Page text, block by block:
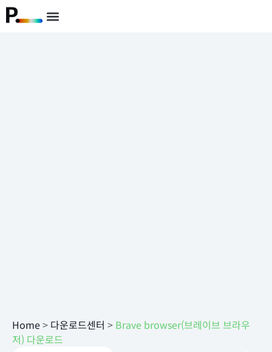
Home> 다운로드센터 > Brave browser(브레이브 브라우
저) 다운로드